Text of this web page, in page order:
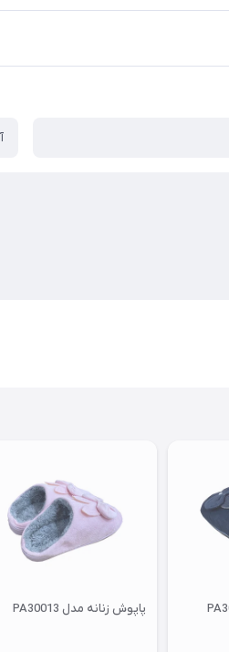
پاپوش زنانه مدل PA30013